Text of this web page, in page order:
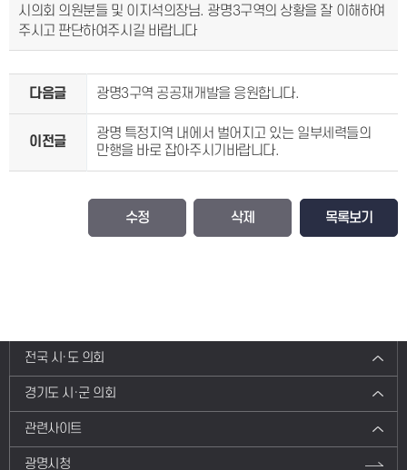
시의회 의원분들 및 이지석의장님. 광명3구역의 상황을 잘 이해하여
주시고 판단하여주시길 바랍니다
다음글 광명3구역 공공재개발을 응원합니다.
이전글
광명 특정지역 내에서 벌어지고 있는 일부세력들의
만행을 바로 잡아주시기바랍니다.
수정 삭제 목록보기
전국 시·도 의회
경기도 시·군 의회
관련사이트
광명시청